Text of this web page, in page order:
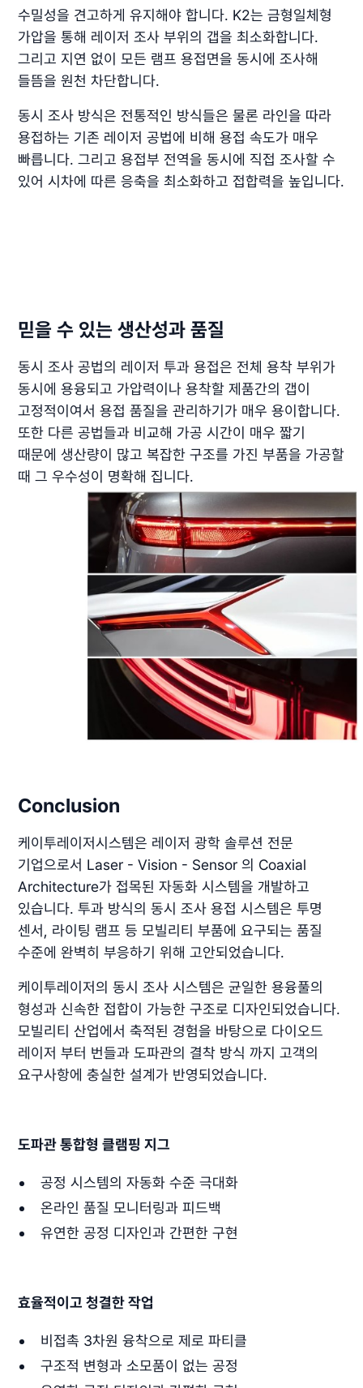
수밀성을 견고하게 유지해야 합니다. K2는 금형일체형
가압을 통해 레이저 조사 부위의 갭을 최소화합니다.
그리고 지연 없이 모든 램프 용접면을 동시에 조사해
들뜸을 원천 차단합니다.
동시 조사 방식은 전통적인 방식들은 물론 라인을 따라
용접하는 기존 레이저 공법에 비해 용접 속도가 매우
빠릅니다. 그리고 용접부 전역을 동시에 직접 조사할 수
있어 시차에 따른 응축을 최소화하고 접합력을 높입니다.
믿을 수 있는 생산성과 품질
동시 조사 공법의 레이저 투과 용접은 전체 용착 부위가
동시에 용융되고 가압력이나 용착할 제품간의 갭이
고정적이여서 용접 품질을 관리하기가 매우 용이합니다.
또한 다른 공법들과 비교해 가공 시간이 매우 짧기
때문에 생산량이 많고 복잡한 구조를 가진 부품을 가공할
때 그 우수성이 명확해 집니다.
Conclusion
케이투레이저시스템은 레이저 광학 솔루션 전문
기업으로서 Laser - Vision - Sensor 의 Coaxial
Architecture가 접목된 자동화 시스템을 개발하고
있습니다. 투과 방식의 동시 조사 용접 시스템은 투명
센서, 라이팅 램프 등 모빌리티 부품에 요구되는 품질
수준에 완벽히 부응하기 위해 고안되었습니다.
케이투레이저의 동시 조사 시스템은 균일한 용융풀의
형성과 신속한 접합이 가능한 구조로 디자인되었습니다.
모빌리티 산업에서 축적된 경험을 바탕으로 다이오드
레이저 부터 번들과 도파관의 결착 방식 까지 고객의
요구사항에 충실한 설계가 반영되었습니다.
도파관 통합형 클램핑 지그
공정 시스템의 자동화 수준 극대화
온라인 품질 모니터링과 피드백
유연한 공정 디자인과 간편한 구현
효율적이고 청결한 작업
비접촉 3차원 융착으로 제로 파티클
구조적 변형과 소모품이 없는 공정